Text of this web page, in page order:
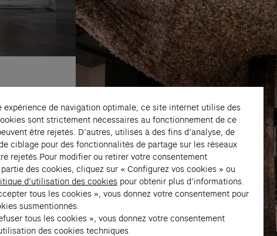
expérience de navigation optimale, ce site internet utilise des
sont strictement nécessaires au fonctionnement de ce
être rejetés. D’autres, utilisés à des fins d’analyse, de
ciblage pour des fonctionnalités de partage sur les réseaux
rejetés.Pour modifier ou retirer votre consentement
des cookies, cliquez sur « Configurez vos cookies » ou
d’utilisation des cookies pour obtenir plus d’informations.
tous les cookies », vous donnez votre consentement pour
susmentionnés.
tous les cookies », vous donnez votre consentement
des cookies techniques